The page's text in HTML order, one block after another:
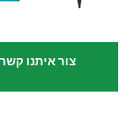
צור איתנו